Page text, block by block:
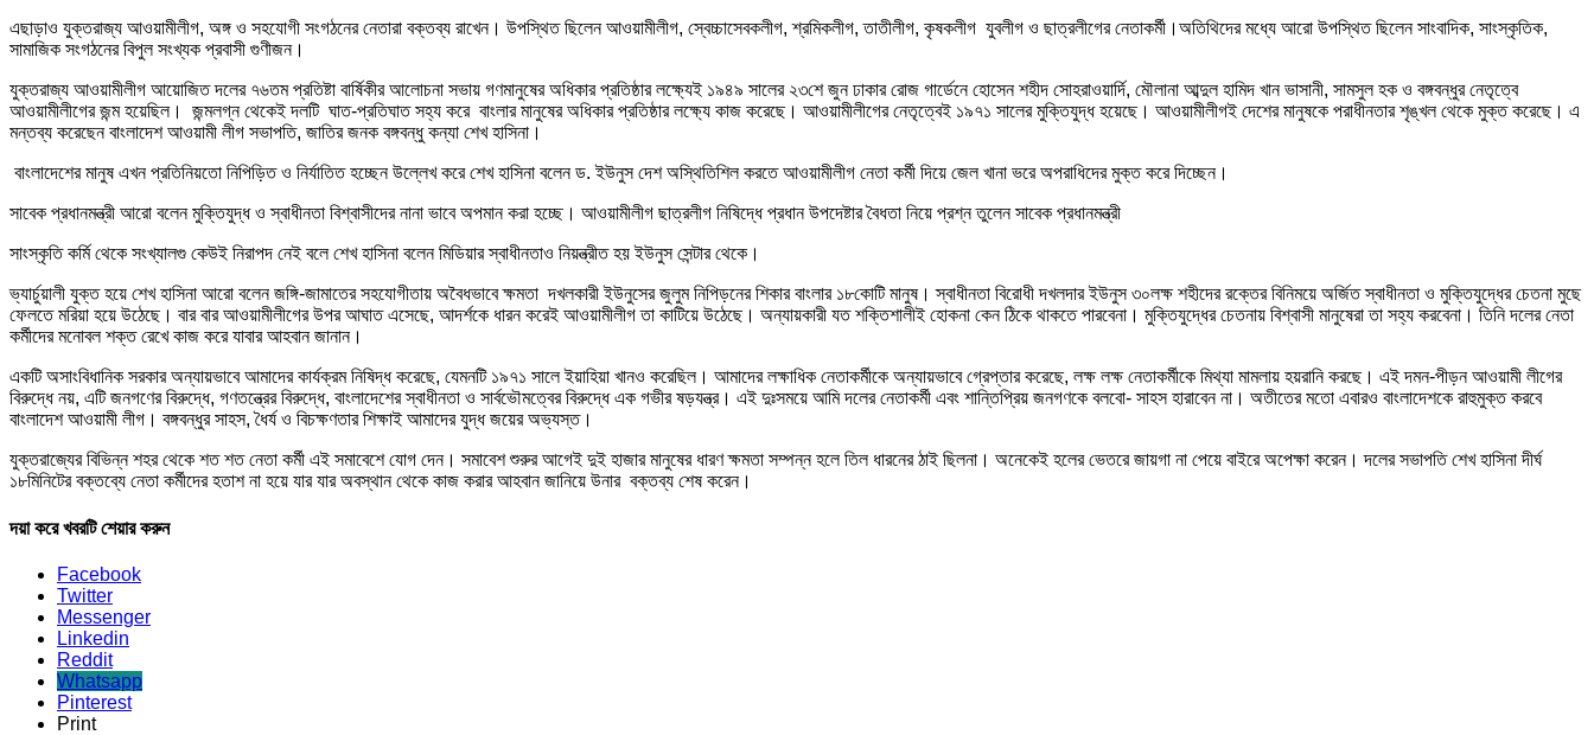
এছাড়াও যুক্তরাজ্য আওয়ামীলীগ, অঙ্গ ও সহযোগী সংগঠনের নেতারা বক্তব্য রাখেন। উপস্থিত ছিলেন আওয়ামীলীগ, স্বেচ্চাসেবকলীগ, শ্রমিকলীগ, তাতীলীগ, কৃষকলীগ যুবলীগ ও ছাত্রলীগের নেতাকর্মী।অতিথিদের মধ্যে আরো উপস্থিত ছিলেন সাংবাদিক, সাংস্কৃতিক,
সামাজিক সংগঠনের বিপুল সংখ্যক প্রবাসী গুণীজন।
যুক্তরাজ্য আওয়ামীলীগ আয়োজিত দলের ৭৬তম প্রতিষ্টা বার্ষিকীর আলোচনা সভায় গণমানুষের অধিকার প্রতিষ্ঠার লক্ষ্যেই ১৯৪৯ সালের ২৩শে জুন ঢাকার রোজ গার্ডেনে হোসেন শহীদ সোহরাওয়ার্দি, মৌলানা আব্দুল হামিদ খান ভাসানী, সামসুল হক ও বঙ্গবন্ধুর নেতৃত্বে
আওয়ামীলীগের জন্ম হয়েছিল। জন্মলগ্ন থেকেই দলটি ঘাত-প্রতিঘাত সহ্য করে বাংলার মানুষের অধিকার প্রতিষ্ঠার লক্ষ্যে কাজ করেছে। আওয়ামীলীগের নেতৃত্বেই ১৯৭১ সালের মুক্তিযুদ্ধ হয়েছে। আওয়ামীলীগই দেশের মানুষকে পরাধীনতার শৃঙ্খল থেকে মুক্ত করেছে। এ
মন্তব্য করেছেন বাংলাদেশ আওয়ামী লীগ সভাপতি, জাতির জনক বঙ্গবন্ধু কন্যা শেখ হাসিনা।
বাংলাদেশের মানুষ এখন প্রতিনিয়তো নিপিড়িত ও নির্যাতিত হচ্ছেন উল্লেখ করে শেখ হাসিনা বলেন ড. ইউনুস দেশ অস্থিতিশিল করতে আওয়ামীলীগ নেতা কর্মী দিয়ে জেল খানা ভরে অপরাধিদের মুক্ত করে দিচ্ছেন।
সাবেক প্রধানমন্ত্রী আরো বলেন মুক্তিযুদ্ধ ও স্বাধীনতা বিশ্বাসীদের নানা ভাবে অপমান করা হচ্ছে। আওয়ামীলীগ ছাত্রলীগ নিষিদ্ধে প্রধান উপদেষ্টার বৈধতা নিয়ে প্রশ্ন তুলেন সাবেক প্রধানমন্ত্রী
সাংস্কৃতি কর্মি থেকে সংখ্যালগু কেউই নিরাপদ নেই বলে শেখ হাসিনা বলেন মিডিয়ার স্বাধীনতাও নিয়ন্ত্রীত হয় ইউনুস সেন্টার থেকে।
ভ্যার্চুয়ালী যুক্ত হয়ে শেখ হাসিনা আরো বলেন জঙ্গি-জামাতের সহযোগীতায় অবৈধভাবে ক্ষমতা দখলকারী ইউনুসের জুলুম নিপিড়নের শিকার বাংলার ১৮কোটি মানুষ। স্বাধীনতা বিরোধী দখলদার ইউনুস ৩০লক্ষ শহীদের রক্তের বিনিময়ে অর্জিত স্বাধীনতা ও মুক্তিযুদ্ধের চেতনা মুছে
ফেলতে মরিয়া হয়ে উঠেছে। বার বার আওয়ামীলীগের উপর আঘাত এসেছে, আদর্শকে ধারন করেই আওয়ামীলীগ তা কাটিয়ে উঠেছে। অন্যায়কারী যত শক্তিশালীই হোকনা কেন ঠিকে থাকতে পারবেনা। মুক্তিযুদ্ধের চেতনায় বিশ্বাসী মানুষেরা তা সহ্য করবেনা। তিনি দলের নেতা
কর্মীদের মনোবল শক্ত রেখে কাজ করে যাবার আহবান জানান।
একটি অসাংবিধানিক সরকার অন্যায়ভাবে আমাদের কার্যক্রম নিষিদ্ধ করেছে, যেমনটি ১৯৭১ সালে ইয়াহিয়া খানও করেছিল। আমাদের লক্ষাধিক নেতাকর্মীকে অন্যায়ভাবে গ্রেপ্তার করেছে, লক্ষ লক্ষ নেতাকর্মীকে মিথ্যা মামলায় হয়রানি করছে। এই দমন-পীড়ন আওয়ামী লীগের
বিরুদ্ধে নয়, এটি জনগণের বিরুদ্ধে, গণতন্ত্রের বিরুদ্ধে, বাংলাদেশের স্বাধীনতা ও সার্বভৌমত্বের বিরুদ্ধে এক গভীর ষড়যন্ত্র। এই দুঃসময়ে আমি দলের নেতাকর্মী এবং শান্তিপ্রিয় জনগণকে বলবো- সাহস হারাবেন না। অতীতের মতো এবারও বাংলাদেশকে রাহুমুক্ত করবে
বাংলাদেশ আওয়ামী লীগ। বঙ্গবন্ধুর সাহস, ধৈর্য ও বিচক্ষণতার শিক্ষাই আমাদের যুদ্ধ জয়ের অভ্যস্ত।
যুক্তরাজ্যের বিভিন্ন শহর থেকে শত শত নেতা কর্মী এই সমাবেশে যোগ দেন। সমাবেশ শুরুর আগেই দুই হাজার মানুষের ধারণ ক্ষমতা সম্পন্ন হলে তিল ধারনের ঠাই ছিলনা। অনেকেই হলের ভেতরে জায়গা না পেয়ে বাইরে অপেক্ষা করেন। দলের সভাপতি শেখ হাসিনা দীর্ঘ
১৮মিনিটের বক্তব্যে নেতা কর্মীদের হতাশ না হয়ে যার যার অবস্থান থেকে কাজ করার আহবান জানিয়ে উনার বক্তব্য শেষ করেন।
দয়া করে খবরটি শেয়ার করুন
Facebook
Twitter
Messenger
Linkedin
Reddit
Whatsapp
Pinterest
Print